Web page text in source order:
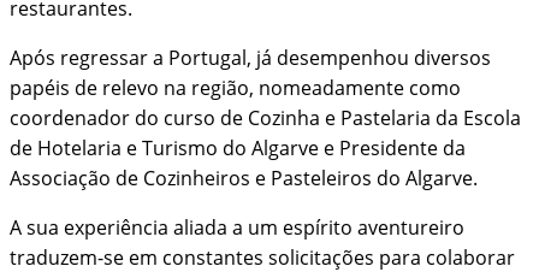
restaurantes.
Após regressar a Portugal, já desempenhou diversos
papéis de relevo na região, nomeadamente como
coordenador do curso de Cozinha e Pastelaria da Escola
de Hotelaria e Turismo do Algarve e Presidente da
Associação de Cozinheiros e Pasteleiros do Algarve.
A sua experiência aliada a um espírito aventureiro
traduzem-se em constantes solicitações para colaborar